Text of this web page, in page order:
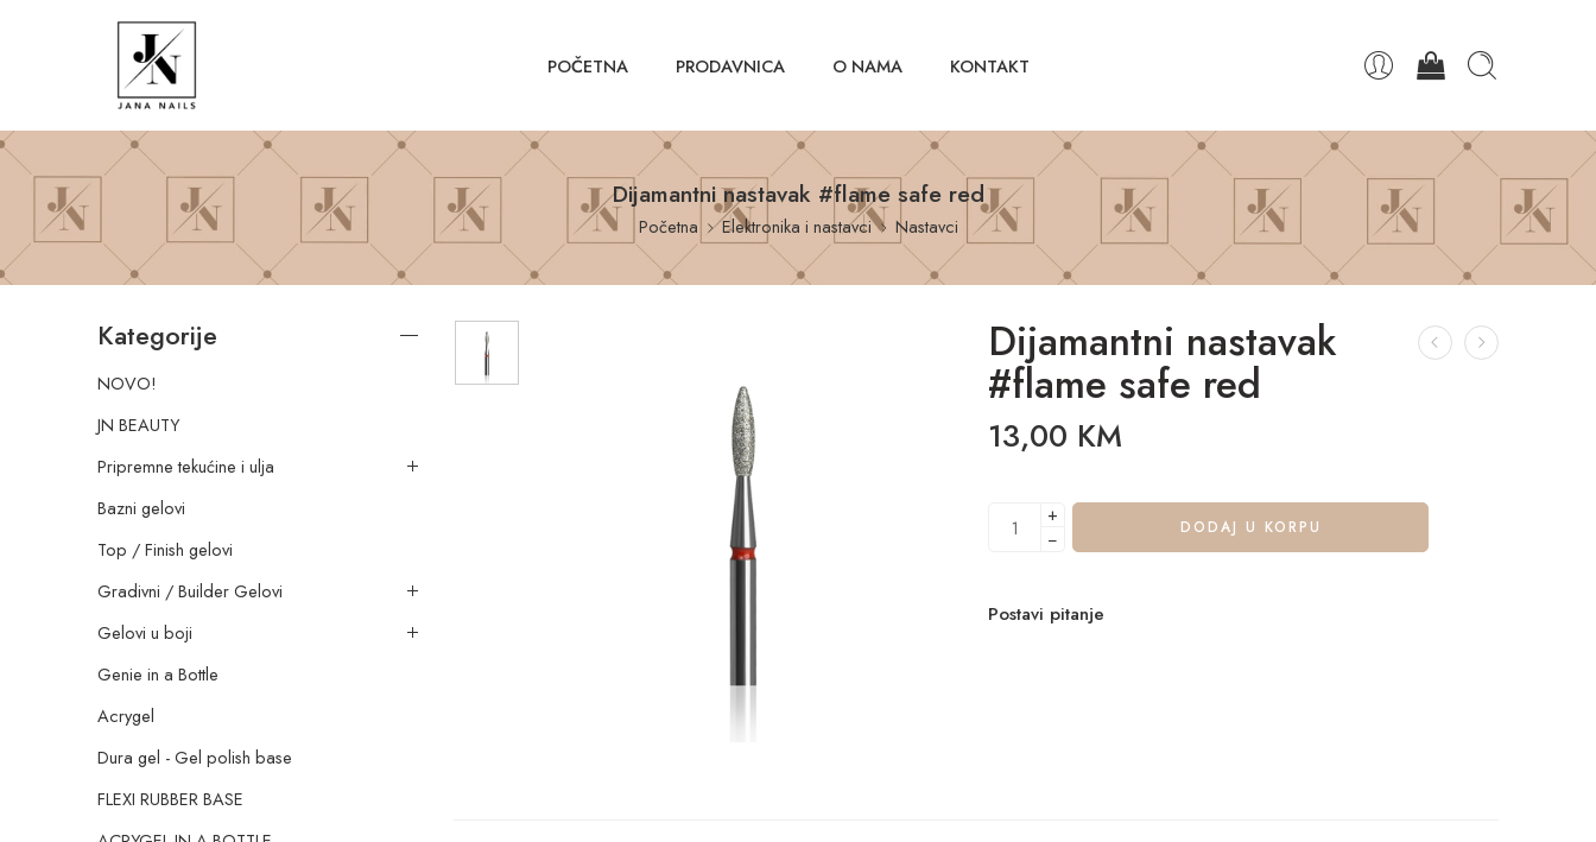
POČETNA PRODAVNICA O NAMA KONTAKT
Dijamantni nastavak #flame safe red
Početna Elektronika i nastavci Nastavci
Dijamantni nastavak
#flame safe red
13,00 KM
+
−
DODAJ U KORPU
Postavi pitanje
Kategorije
NOVO!
JN BEAUTY
Pripremne tekućine i ulja
Bazni gelovi
Top / Finish gelovi
Gradivni / Builder Gelovi
Gelovi u boji
Genie in a Bottle
Acrygel
Dura gel - Gel polish base
FLEXI RUBBER BASE